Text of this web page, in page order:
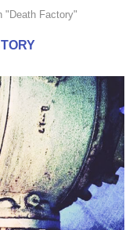
"Death Factory"